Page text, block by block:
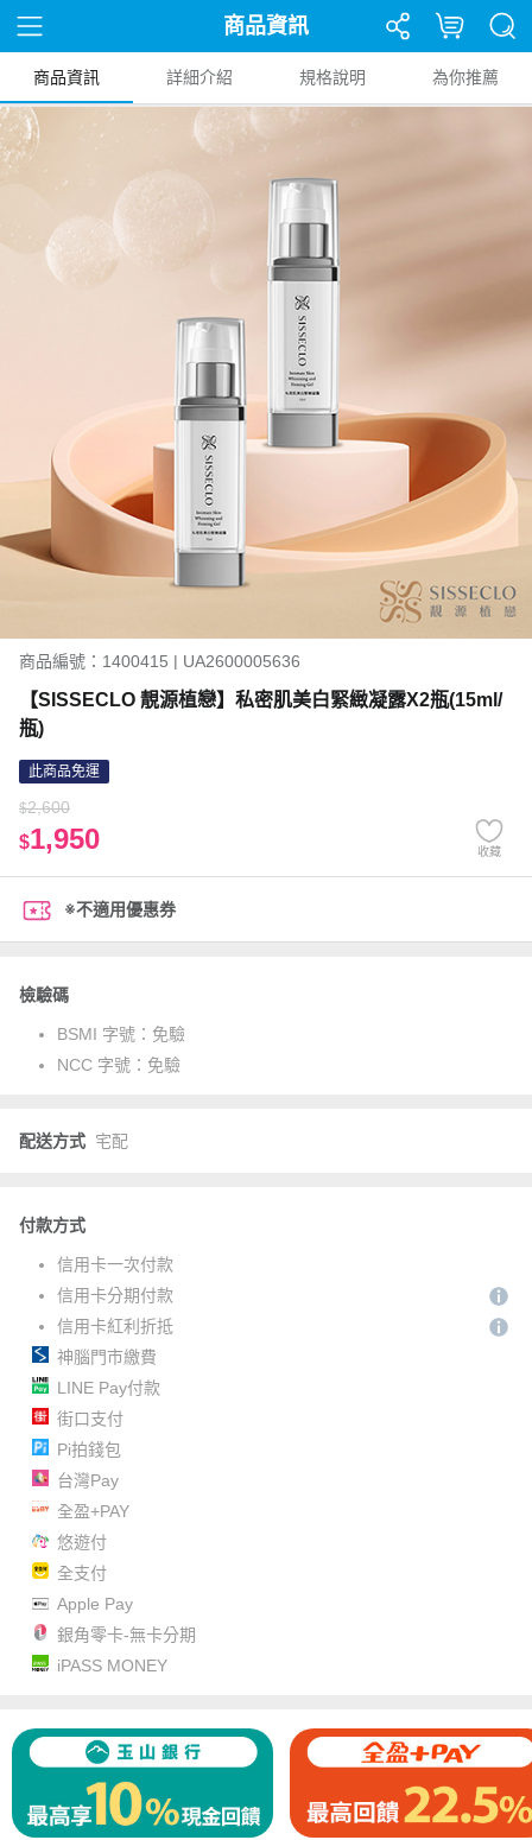
商品資訊
商品資訊 詳細介紹 規格說明 為你推薦
商品編號：1400415 | UA2600005636
【SISSECLO 靚源植戀】私密肌美白緊緻凝露X2瓶(15ml/
瓶)
此商品免運
$2,600
$1,950 收藏
※不適用優惠券
檢驗碼
BSMI 字號： 免驗
NCC 字號： 免驗
配送方式 宅配
付款方式
信用卡一次付款
信用卡分期付款
信用卡紅利折抵
神腦門市繳費
LINE Pay付款
街口支付
Pi拍錢包
台灣Pay
全盈+PAY
悠遊付
全支付
Apple Pay
銀角零卡-無卡分期
iPASS MONEY